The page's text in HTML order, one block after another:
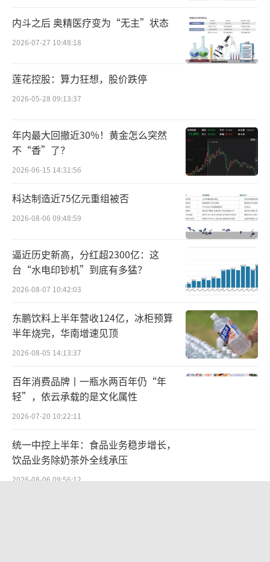
天工股份表示，公司密切关注和洞察钛材
在民用市场的应用，特别是在消费电子领域，
若干年前即投入成本提前布局该领域的客户培
养、研发和技术积累；公司2023年度的全年产
情况。
另外，北京商报记者注意到，天工股份控
为朱小坤、于玉梅及朱泽峰，其中，朱小坤与
于玉梅为夫妻关系，朱泽峰为二人之子，三人
合计持有公司75.58%的股份，朱泽峰担任公司
董事长，朱小坤担任公司董事。穿透股权关
系，港股上市公司天工国际系公司间接控股股
董事等职务。
内斗之后 奥精医疗变为“无主”状态
2026-07-27 10:48:18
莲花控股：算力狂想，股价跌停
2026-05-28 09:13:37
年内最大回撤近30%！黄金怎么突然
不“香”了？
2026-06-15 14:31:56
科达制造近75亿元重组被否
2026-08-06 09:48:59
逼近历史新高，分红超2300亿：这
台“水电印钞机”到底有多猛？
2026-08-07 10:42:03
东鹏饮料上半年营收124亿，冰柜预算
半年烧完，华南增速见顶
2026-08-05 14:13:37
百年消费品牌丨一瓶水两百年仍“年
轻”，依云承载的是文化属性
2026-07-20 10:22:11
统一中控上半年：食品业务稳步增长，
饮品业务除奶茶外全线承压
2026-08-06 09:56:12